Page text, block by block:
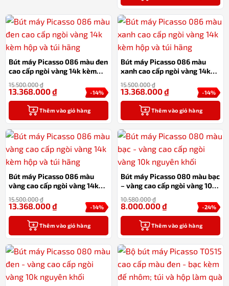
Bút máy Picasso 086 màu đen
cao cấp ngòi vàng 14k kèm
15.500.000₫
-14%
13.368.000₫
Thêm vào giỏ hàng
Bút máy Picasso 086 màu
xanh cao cấp ngòi vàng 14k
15.500.000₫
-14%
13.368.000₫
Thêm vào giỏ hàng
Bút máy Picasso 086 màu
vàng cao cấp ngòi vàng 14k
15.500.000₫
-14%
13.368.000₫
Thêm vào giỏ hàng
Bút máy Picasso 080 màu bạc
– vàng cao cấp ngòi vàng 10k
10.580.000₫
-24%
8.000.000₫
Thêm vào giỏ hàng